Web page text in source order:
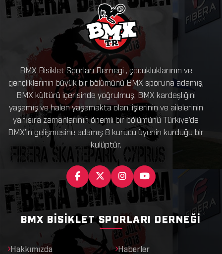
BMX Bisiklet Sporları Dernegi , çocukluklarının ve
gençliklerinin büyük bir bölümünü BMX sporuna adamış,
BMX kültürü içerisinde yoğrulmuş, BMX kardeşliğini
yaşamış ve halen yaşamakta olan, işlerinin ve ailelerinin
yanısıra zamanlarının önemli bir bölümünü Türkiye’de
BMX’in gelişmesine adamış 8 kurucu üyenin kurduğu bir
kulüptür.
BMX BISIKLET SPORLARI DERNEĞI
Hakkımızda Haberler